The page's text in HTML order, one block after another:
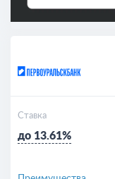
Ставка
до 13.61%